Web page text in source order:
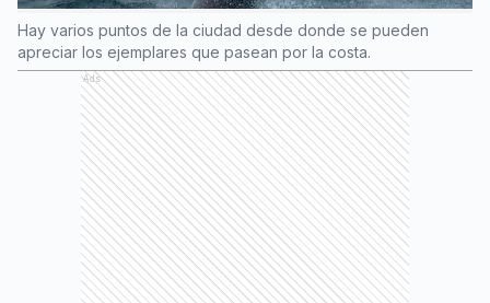
Hay varios puntos de la ciudad desde donde se pueden
apreciar los ejemplares que pasean por la costa.
Ads